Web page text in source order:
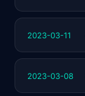
2023-03-11
2023-03-08